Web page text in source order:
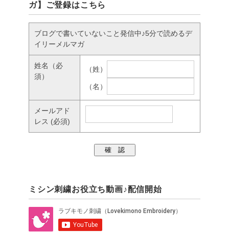
ガ】ご登録はこちら
ブログで書いていないこと発信中♪5分で読めるデ
イリーメルマガ
姓名
（必
須）
（姓）
（名）
メールアド
レス (必須)
ミシン刺繍お役立ち動画♪配信開始